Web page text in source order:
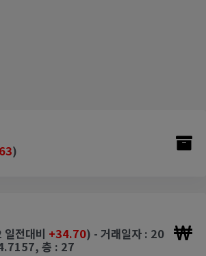
)
전대비 +34.70) - 거래일자 : 20
층 : 27